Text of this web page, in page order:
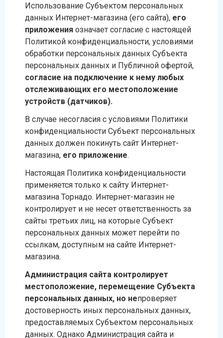
Использование Субъектом персональных
данных Интернет-магазина (его сайта), его
приложения означает согласие с настоящей
Политикой конфиденциальности, условиями
обработки персональных данных Субъекта
персональных данных и Публичной офертой,
согласие на подключение к нему любых
отслеживающих его местоположение
устройств (датчиков).
В случае несогласия с условиями Политики
конфиденциальности Субъект персональных
данных должен покинуть сайт Интернет-
магазина, его приложение.
Настоящая Политика конфиденциальности
применяется только к сайту Интернет-
магазина Торнадо. Интернет-магазин не
контролирует и не несет ответственность за
сайты третьих лиц, на которые Субъект
персональных данных может перейти по
ссылкам, доступным на сайте Интернет-
магазина.
Администрация сайта контролирует
местоположение, перемещение Субъекта
персональных данных, но непроверяет
достоверность иных персональных данных,
предоставляемых Субъектом персональных
данных. Однако Администрация сайта и